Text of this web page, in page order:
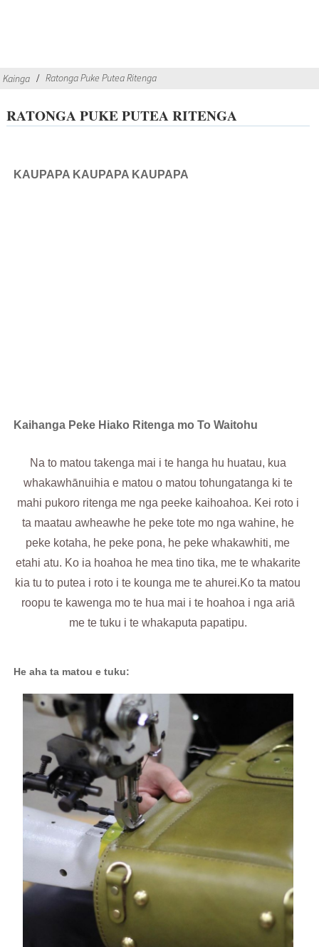
Kainga Ratonga Puke Putea Ritenga
RATONGA PUKE PUTEA RITENGA
KAUPAPA KAUPAPA KAUPAPA
Kaihanga Peke Hiako Ritenga mo To Waitohu
Na to matou takenga mai i te hanga hu huatau, kua
whakawhānuihia e matou o matou tohungatanga ki te
mahi pukoro ritenga me nga peeke kaihoahoa. Kei roto i
ta maatau awheawhe he peke tote mo nga wahine, he
peke kotaha, he peke pona, he peke whakawhiti, me
etahi atu. Ko ia hoahoa he mea tino tika, me te whakarite
kia tu to putea i roto i te kounga me te ahurei.Ko ta matou
roopu te kawenga mo te hua mai i te hoahoa i nga ariā
me te tuku i te whakaputa papatipu.
He aha ta matou e tuku: